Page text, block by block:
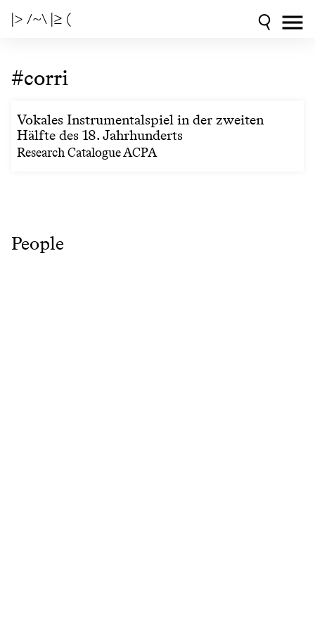
|> /~\ |≥ (
#corri
Vokales Instrumentalspiel in der zweiten
Hälfte des 18. Jahrhunderts
Research Catalogue ACPA
People